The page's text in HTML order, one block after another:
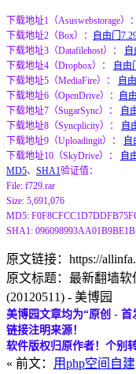
下载地址1（Asuswebstorage）：
下载地址2（Box）：
自由门
下载地址3（Datafilehost）：
下载地址4（Dropbox）：
自由
下载地址5（MediaFire）：
自
下载地址6（OpenDrive）：
自
下载地址7（SugarSync）：
自
下载地址8（Syncplicity）：
自
下载地址9（Uploadingit）：
自
下载地址10（SkyDrive）：
自
MD5、 SHA1验证值：
File: f729.rar
Size: 5,691,076
MD5:
SHA1:
原文链接：https://
原文标题：最新翻墙
(20120511) - 美博园
美博园文章均为“原创 -
链接注明来源！
软件版权归原作者！个别
« 前文： 用php空间自